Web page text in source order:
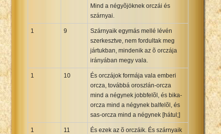
Mind a négyõjöknek orczái és
szárnyai.
1 9
Szárnyaik egymás mellé lévén
szerkesztve, nem fordultak meg
jártukban, mindenik az õ orczája
irányában megy vala.
1 10
És orczájok formája vala emberi
orcza, továbbá oroszlán-orcza
mind a négynek jobbfelõl, és bika-
orcza mind a négynek balfelõl, és
sas-orcza mind a négynek [hátul;]
1 11
És ezek az õ orczáik. És szárnyaik